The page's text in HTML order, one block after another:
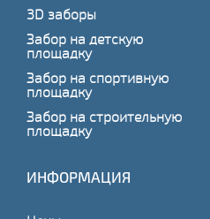
3D заборы
Забор на детскую
площадку
Забор на спортивную
площадку
Забор на строительную
площадку
ИНФОРМАЦИЯ